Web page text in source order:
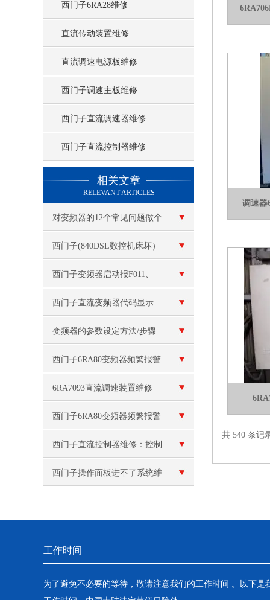
西门子6RA28维修
直流传动装置维修
直流调速电源板维修
西门子调速主板维修
西门子直流调速器维修
西门子直流控制器维修
相关文章
RELEVANT ARTICLES
对变频器的12个常见问题做个
解答
西门子(840DSL数控机床坏）
26100代码故障维修
西门子变频器启动报F011、
F015维修
西门子直流变频器代码显示
F013故障维修
变频器的参数设定方法/步骤
西门子6RA80变频器频繁报警
F60100
6RA7093直流调速装置维修
西门子6RA80变频器频繁报警
西门子直流控制器维修：控制
信号故障
西门子操作面板进不了系统维
调速器
共 540 条
工作时间
为了避免不必要的等待，敬请注意我们的工作时间 。以下是